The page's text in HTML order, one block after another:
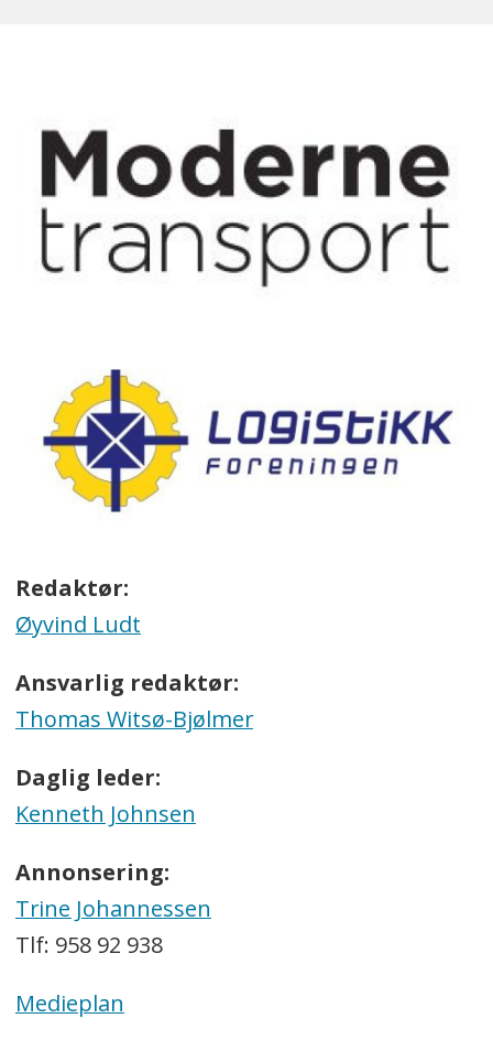
Redaktør:
Øyvind Ludt
Ansvarlig redaktør:
Thomas Witsø-Bjølmer
Daglig leder:
Kenneth Johnsen
Annonsering:
Trine Johannessen
Tlf: 958 92 938
Medieplan